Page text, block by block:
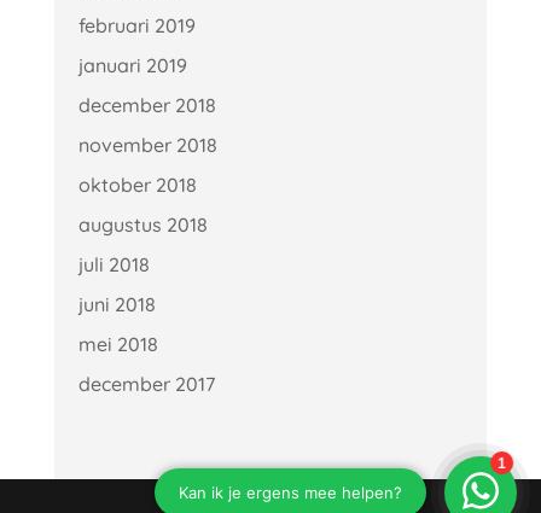
februari 2019
januari 2019
december 2018
november 2018
oktober 2018
augustus 2018
juli 2018
juni 2018
mei 2018
december 2017